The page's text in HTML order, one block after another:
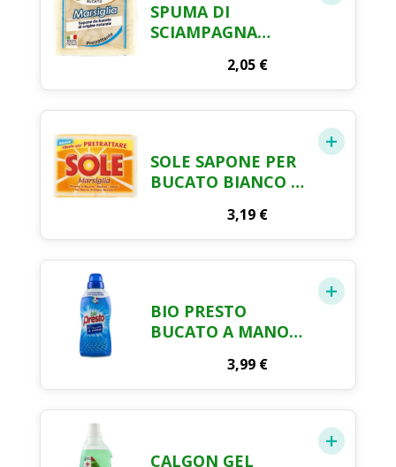
SPUMA DI
SCIAMPAGNA
LAUNDRY SOAP –
250 G
2,05 €
SOLE SAPONE PER
BUCATO BIANCO 2
3,19 €
BIO PRESTO
BUCATO A MANO
3,99 €
CALGON GEL